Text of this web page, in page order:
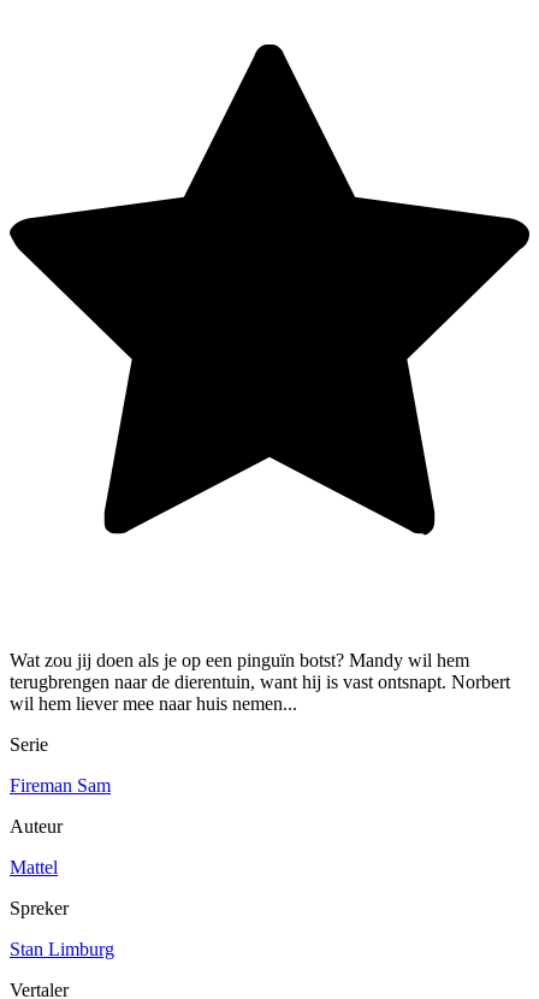
Wat zou jij doen als je op een pinguïn botst? Mandy wil hem
terugbrengen naar de dierentuin, want hij is vast ontsnapt. Norbert
wil hem liever mee naar huis nemen...
Serie
Fireman Sam
Auteur
Mattel
Spreker
Stan Limburg
Vertaler